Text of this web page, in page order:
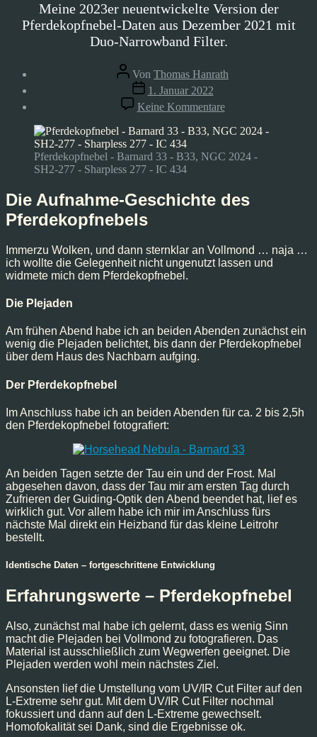
Meine 2023er neuentwickelte Version der
Pferdekopfnebel-Daten aus Dezember 2021 mit
Duo-Narrowband Filter.
Beitragsautor
Von Thomas Hanrath
Veröffentlichungsdatum
1. Januar 2022
Keine Kommentarezu
Astrofoto:
Pferdekopfnebel
Barnard
12/21
Pferdekopfnebel - Barnard 33 - B33, NGC 2024 -
SH2-277 - Sharpless 277 - IC 434
Die Aufnahme-Geschichte des
Pferdekopfnebels
Immerzu Wolken, und dann sternklar an Vollmond … naja …
ich wollte die Gelegenheit nicht ungenutzt lassen und
widmete mich dem Pferdekopfnebel.
Die Plejaden
Am frühen Abend habe ich an beiden Abenden zunächst ein
wenig die Plejaden belichtet, bis dann der Pferdekopfnebel
über dem Haus des Nachbarn aufging.
Der Pferdekopfnebel
Im Anschluss habe ich an beiden Abenden für ca. 2 bis 2,5h
den Pferdekopfnebel fotografiert:
An beiden Tagen setzte der Tau ein und der Frost. Mal
abgesehen davon, dass der Tau mir am ersten Tag durch
Zufrieren der Guiding-Optik den Abend beendet hat, lief es
wirklich gut. Vor allem habe ich mir im Anschluss fürs
nächste Mal direkt ein Heizband für das kleine Leitrohr
bestellt.
Identische Daten – fortgeschrittene Entwicklung
Erfahrungswerte – Pferdekopfnebel
Also, zunächst mal habe ich gelernt, dass es wenig Sinn
macht die Plejaden bei Vollmond zu fotografieren. Das
Material ist ausschließlich zum Wegwerfen geeignet. Die
Plejaden werden wohl mein nächstes Ziel.
Ansonsten lief die Umstellung vom UV/IR Cut Filter auf den
L-Extreme sehr gut. Mit dem UV/IR Cut Filter nochmal
fokussiert und dann auf den L-Extreme gewechselt.
Homofokalität sei Dank, sind die Ergebnisse ok.